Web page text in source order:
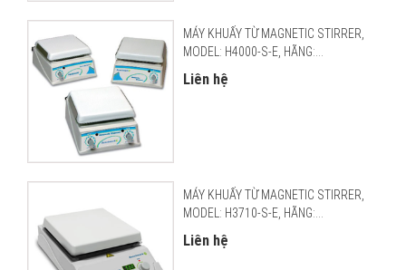
MÁY KHUẤY TỪ MAGNETIC STIRRER,
MODEL: H4000-S-E, HÃNG:...
Liên hệ
MÁY KHUẤY TỪ MAGNETIC STIRRER,
MODEL: H3710-S-E, HÃNG:...
Liên hệ